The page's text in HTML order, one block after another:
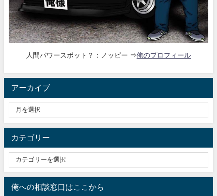
人間パワースポット？：ノッピー ⇒俺のプロフィール
アーカイブ
カテゴリー
俺への相談窓口はここから